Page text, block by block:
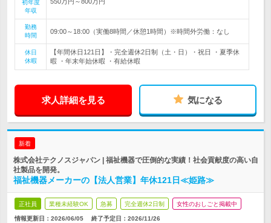
初年度
年収
勤務
時間
09:00～18:00（実働8時間／休憩1時間）※時間外労働：なし
休日
休暇
【年間休日121日】・完全週休2日制（土・日）・祝日 ・夏季休
暇 ・年末年始休暇 ・有給休暇
求人詳細を見る 気になる
新着
株式会社テクノスジャパン | 福祉機器で圧倒的な実績！社会貢献度の高い自
社製品を開発。
福祉機器メーカーの【法人営業】年休121日≪姫路≫
正社員 業種未経験OK 急募 完全週休2日制 女性のおしごと掲載中
情報更新日：2026/06/05 終了予定日： 2026/11/26